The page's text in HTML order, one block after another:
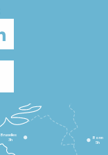
Bruxelles
3h
Bonn
5h